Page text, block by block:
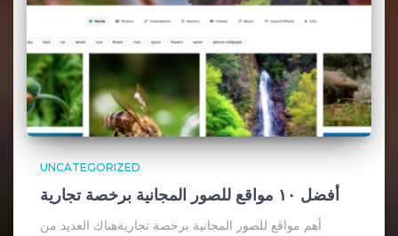
UNCATEGORIZED
أفضل ١٠ مواقع للصور المجانية برخصة تجارية
أهم مواقع للصور المجانية برخصة تجاريةهناك العديد من